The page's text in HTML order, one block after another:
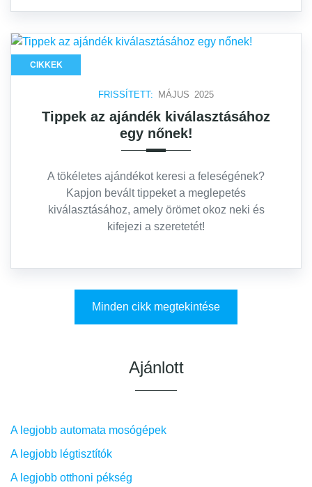
CIKKEK
FRISSÍTETT: MÁJUS 2025
Tippek az ajándék kiválasztásához
egy nőnek!
A tökéletes ajándékot keresi a feleségének?
Kapjon bevált tippeket a meglepetés
kiválasztásához, amely örömet okoz neki és
kifejezi a szeretetét!
Minden cikk megtekintése
Ajánlott
A legjobb automata mosógépek
A legjobb légtisztítók
A legjobb otthoni pékség